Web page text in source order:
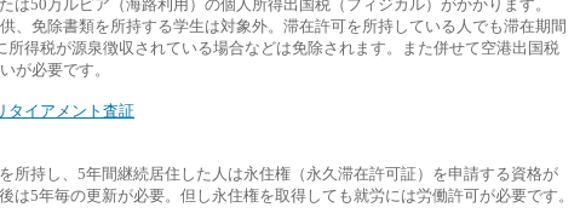
は50万ルピア（海路利用）の個人所得出国税（フィジカル）がかかります。
、免除書類を所持する学生は対象外。滞在許可を所持している人でも滞在期間
所得税が源泉徴収されている場合などは免除されます。また併せて空港出国税
が必要です。
タイアメント査証
所持し、5年間継続居住した人は永住権（永久滞在許可証）を申請する資格が
は5年毎の更新が必要。但し永住権を取得しても就労には労働許可が必要です。